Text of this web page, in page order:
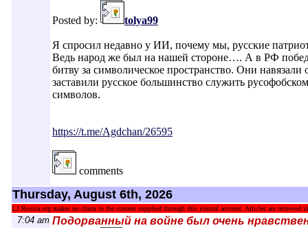
Posted by: tolya99
Я спросил недавно у ИИ, почему мы, русские
Ведь народ же был на нашей стороне…. А в РФ
битву за символическое пространство. Они
заставили русское большинство служить
символов.
https://t.me/Agdchan/26595
comments
Thursday, August 6th, 2026
LJ.Rossia.org makes no claim to the content supplied through this journal account. Articles are retrieved
7:04 am Подорванный на войне был очень